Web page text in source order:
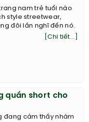
nam trẻ tuổi nào
style streetwear,
đôi lần nghĩ đến nó.
[Chi tiết...]
quần short cho
đang cảm thấy nhàm